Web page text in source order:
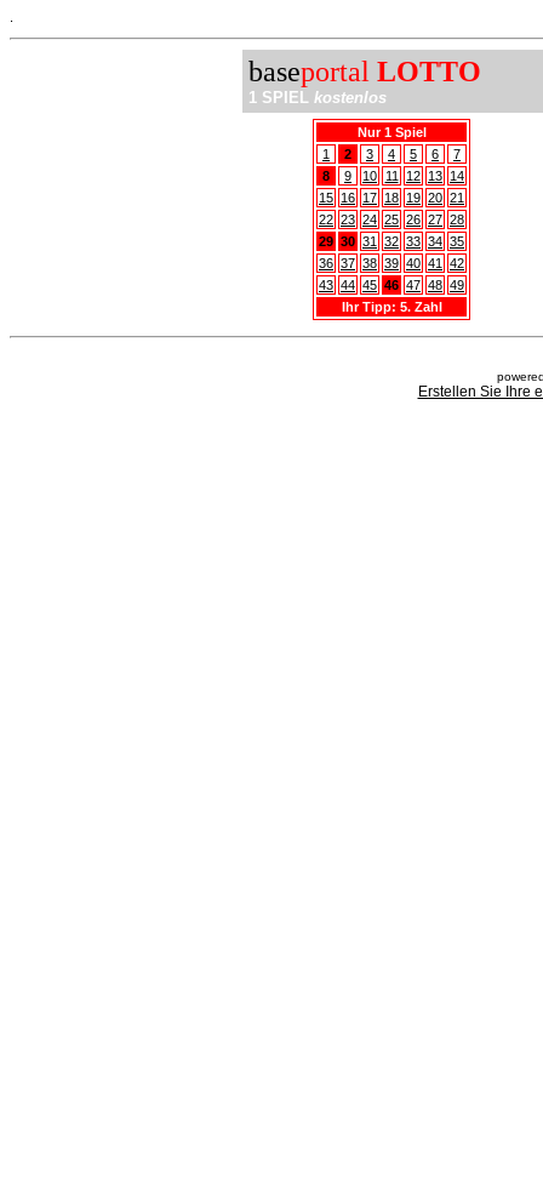
baseportal LOTTO
1 SPIEL kostenlos
Nur 1 Spiel
1
2 3 4 5 6
7
8
9 10 11 12 13 14
15 16 17 18 19 20 21
22 23 24 25 26 27 28
29 30 31 32 33 34 35
36 37 38 39 40 41
42
43 44 45 46 47 48 49
Ihr Tipp: 5. Zahl
Erstellen Sie Ihre